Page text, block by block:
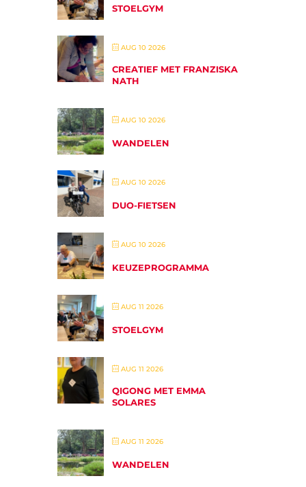
STOELGYM
AUG 10 2026
CREATIEF MET FRANZISKA
NATH
AUG 10 2026
WANDELEN
AUG 10 2026
DUO-FIETSEN
AUG 10 2026
KEUZEPROGRAMMA
AUG 11 2026
STOELGYM
AUG 11 2026
QIGONG MET EMMA
SOLARES
AUG 11 2026
WANDELEN